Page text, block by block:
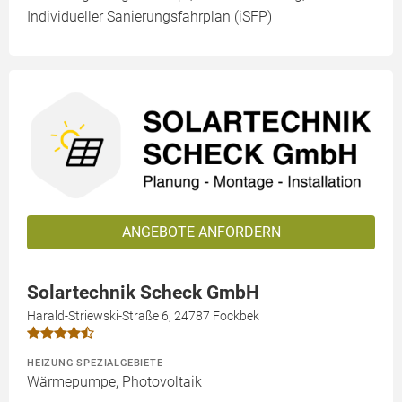
Individueller Sanierungsfahrplan (iSFP)
ANGEBOTE ANFORDERN
Solartechnik Scheck GmbH
Harald-Striewski-Straße 6, 24787 Fockbek
HEIZUNG SPEZIALGEBIETE
Wärmepumpe, Photovoltaik